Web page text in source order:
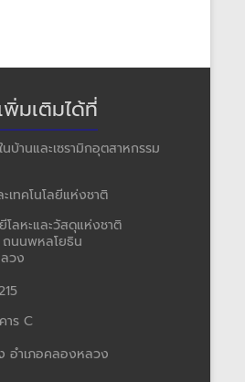
มเติมได้ที่
านและเซรามิกอุตสาหกรรม
ทคโนโลยีแห่งชาติ
โลหะและวัสดุแห่งชาติ
ถนนพหลโยธิน
วง
าร C
อำเภอคลองหลวง